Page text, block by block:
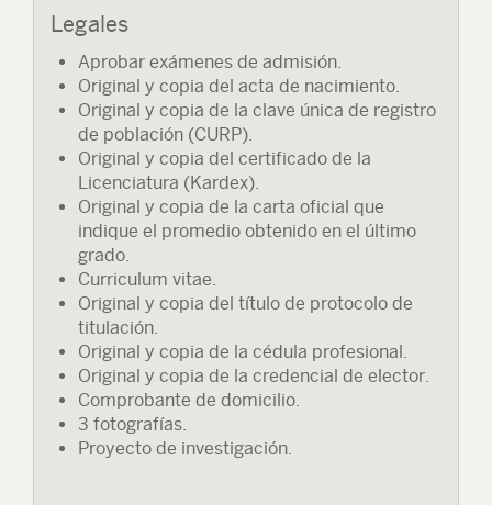
Legales
Aprobar exámenes de admisión.
Original y copia del acta de nacimiento.
Original y copia de la clave única de registro
de población (CURP).
Original y copia del certificado de la
Licenciatura (Kardex).
Original y copia de la carta oficial que
indique el promedio obtenido en el último
grado.
Curriculum vitae.
Original y copia del título de protocolo de
titulación.
Original y copia de la cédula profesional.
Original y copia de la credencial de elector.
Comprobante de domicilio.
3 fotografías.
Proyecto de investigación.